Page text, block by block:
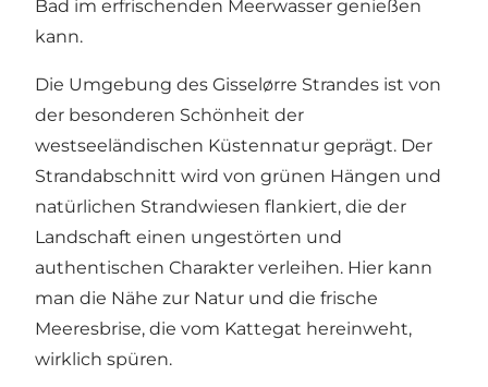
Bad im erfrischenden Meerwasser genießen
kann.
Die Umgebung des Gisselørre Strandes ist von
der besonderen Schönheit der
westseeländischen Küstennatur geprägt. Der
Strandabschnitt wird von grünen Hängen und
natürlichen Strandwiesen flankiert, die der
Landschaft einen ungestörten und
authentischen Charakter verleihen. Hier kann
man die Nähe zur Natur und die frische
Meeresbrise, die vom Kattegat hereinweht,
wirklich spüren.